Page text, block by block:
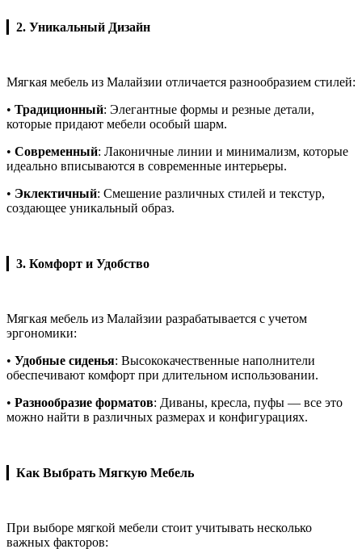
2. Уникальный Дизайн
Мягкая мебель из Малайзии отличается разнообразием стилей:
• Традиционный: Элегантные формы и резные детали,
которые придают мебели особый шарм.
• Современный: Лаконичные линии и минимализм, которые
идеально вписываются в современные интерьеры.
• Эклектичный: Смешение различных стилей и текстур,
создающее уникальный образ.
3. Комфорт и Удобство
Мягкая мебель из Малайзии разрабатывается с учетом
эргономики:
• Удобные сиденья: Высококачественные наполнители
обеспечивают комфорт при длительном использовании.
• Разнообразие форматов: Диваны, кресла, пуфы — все это
можно найти в различных размерах и конфигурациях.
Как Выбрать Мягкую Мебель
При выборе мягкой мебели стоит учитывать несколько
важных факторов: